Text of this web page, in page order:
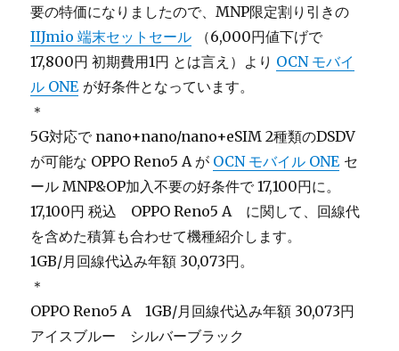
要の特価になりましたので、MNP限定割り引きの
IIJmio 端末セットセール （6,000円値下げで
17,800円 初期費用1円 とは言え）より OCN モバイ
ル ONE が好条件となっています。
＊
5G対応で nano+nano/nano+eSIM 2種類のDSDV
が可能な OPPO Reno5 A が OCN モバイル ONE セ
ール MNP&OP加入不要の好条件で 17,100円に。
17,100円 税込 OPPO Reno5 A に関して、回線代
を含めた積算も合わせて機種紹介します。
1GB/月回線代込み年額 30,073円。
＊
OPPO Reno5 A 1GB/月回線代込み年額 30,073円
アイスブルー シルバーブラック